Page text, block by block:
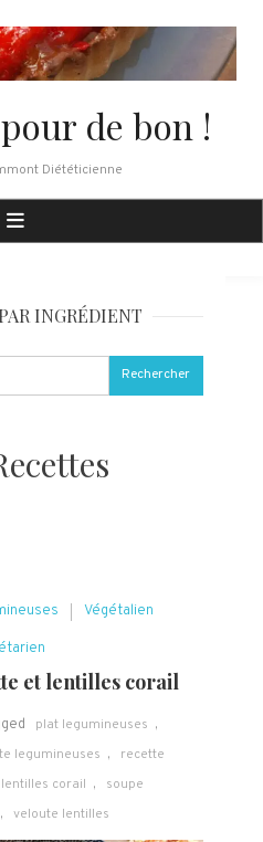
de bon !
Diététicienne
Végétalien
et lentilles corail
plat legumineuses ,
legumineuses ,
recette
corail ,
soupe
, veloute lentilles
INGRÉDIENT
Rechercher :